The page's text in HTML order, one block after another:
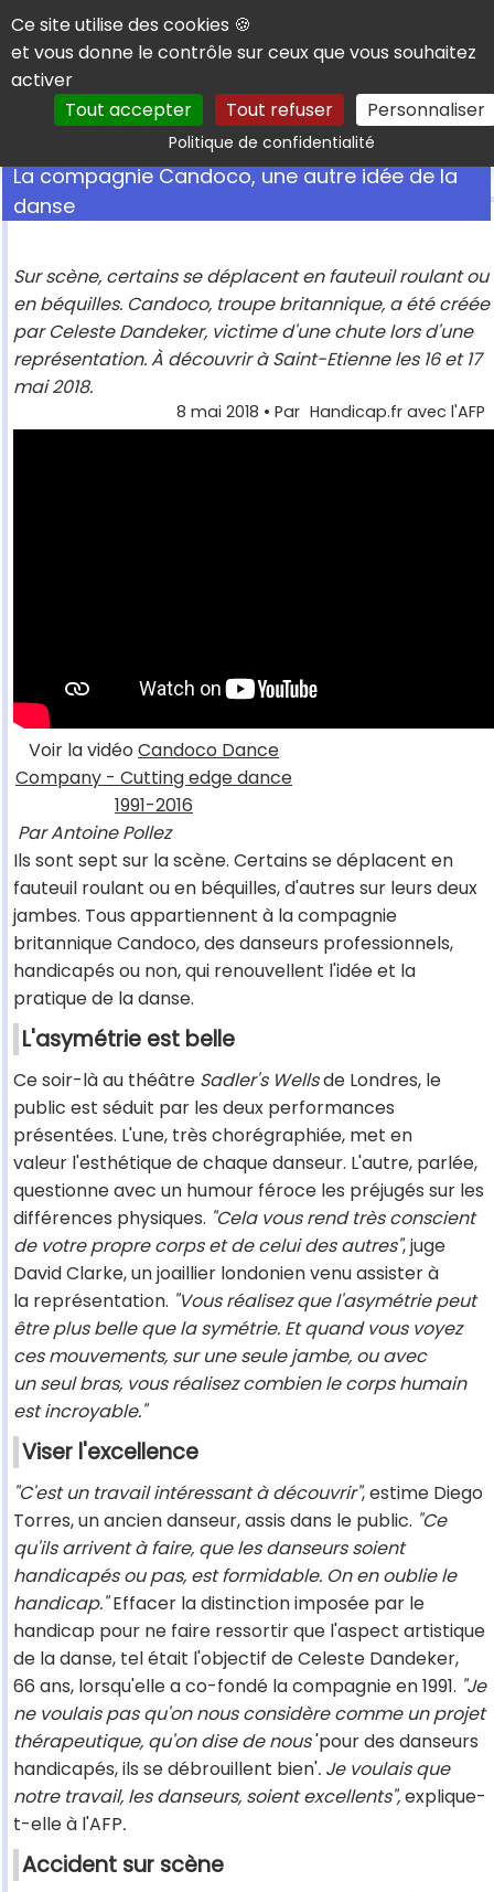
Panneau de gestion des cookies
Ce site utilise des cookies 🍪
et vous donne le contrôle sur ceux que vous souhaitez
activer
Tout accepter
Tout refuser Personnaliser
Politique de confidentialitéRechercher
La compagnie Candoco, une autre idée de la
danse
Sur scène, certains se déplacent en fauteuil roulant ou
en béquilles. Candoco, troupe britannique, a été créée
par Celeste Dandeker, victime d'une chute lors d'une
représentation. À découvrir à Saint-Etienne les 16 et 17
mai 2018.
8 mai 2018 • Par Handicap.fr avec l'AFP
Voir la vidéo Candoco Dance
Company - Cutting edge dance
1991-2016
Par Antoine Pollez
Ils sont sept sur la scène. Certains se déplacent en
fauteuil roulant ou en béquilles, d'autres sur leurs deux
jambes. Tous appartiennent à la compagnie
britannique Candoco, des danseurs professionnels,
handicapés ou non, qui renouvellent l'idée et la
pratique de la danse.
L'asymétrie est belle
Ce soir-là au théâtre Sadler's Wellsde Londres, le
public est séduit par les deux performances
présentées. L'une, très chorégraphiée, met en
valeur l'esthétique de chaque danseur. L'autre, parlée,
questionne avec un humour féroce les préjugés sur les
différences physiques. "Cela vous rend très conscient
de votre propre corps et de celui des autres", juge
David Clarke, un joaillier londonien venu assister à
la représentation. "Vous réalisez que l'asymétrie peut
être plus belle que la symétrie. Et quand vous voyez
ces mouvements, sur une seule jambe, ou avec
un seul bras, vous réalisez combien le corps humain
est incroyable."
Viser l'excellence
"C'est un travail intéressant à découvrir", estime Diego
Torres, un ancien danseur, assis dans le public. "Ce
qu'ils arrivent à faire, que les danseurs soient
handicapés ou pas, est formidable. On en oublie le
handicap."Effacer la distinction imposée par le
handicap pour ne faire ressortir que l'aspect artistique
de la danse, tel était l'objectif de Celeste Dandeker,
66 ans, lorsqu'elle a co-fondé la compagnie en 1991. "Je
ne voulais pas qu'on nous considère comme un projet
thérapeutique, qu'on dise de nous'pour des danseurs
handicapés, ils se débrouillent bien'. Je voulais que
notre travail, les danseurs, soient excellents",explique-
t-elle à l'AFP.
Accident sur scène